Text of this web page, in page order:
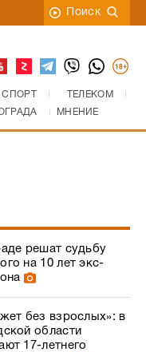
Поиск
СПОРТ
ТЕЛЕКОМ
МНЕНИЕ
решат судьбу
на 10 лет экс-
без взрослых»: в
области
17-летнего